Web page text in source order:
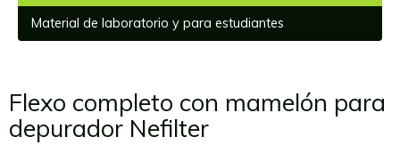
Material de laboratorio y para estudiantes
Flexo completo con mamelón para
depurador Nefilter